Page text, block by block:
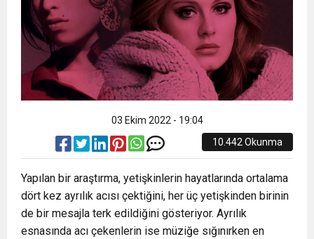
03 Ekim 2022 - 19:04
10.442 Okunma
Yapılan bir araştırma, yetişkinlerin hayatlarında ortalama
dört kez ayrılık acısı çektiğini, her üç yetişkinden birinin
de bir mesajla terk edildiğini gösteriyor. Ayrılık
esnasında acı çekenlerin ise müziğe sığınırken en